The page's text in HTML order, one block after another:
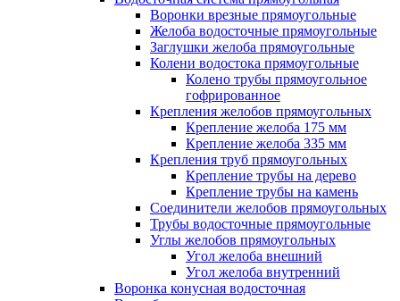
Воронки врезные прямоугольные
Желоба водосточные прямоугольные
Заглушки желоба прямоугольные
Колени водостока прямоугольные
Колено трубы прямоугольное
гофрированное
Крепления желобов прямоугольных
Крепление желоба 175 мм
Крепление желоба 335 мм
Крепления труб прямоугольных
Крепление трубы на дерево
Крепление трубы на камень
Соединители желобов прямоугольных
Трубы водосточные прямоугольные
Углы желобов прямоугольных
Угол желоба внешний
Угол желоба внутренний
Воронка конусная водосточная